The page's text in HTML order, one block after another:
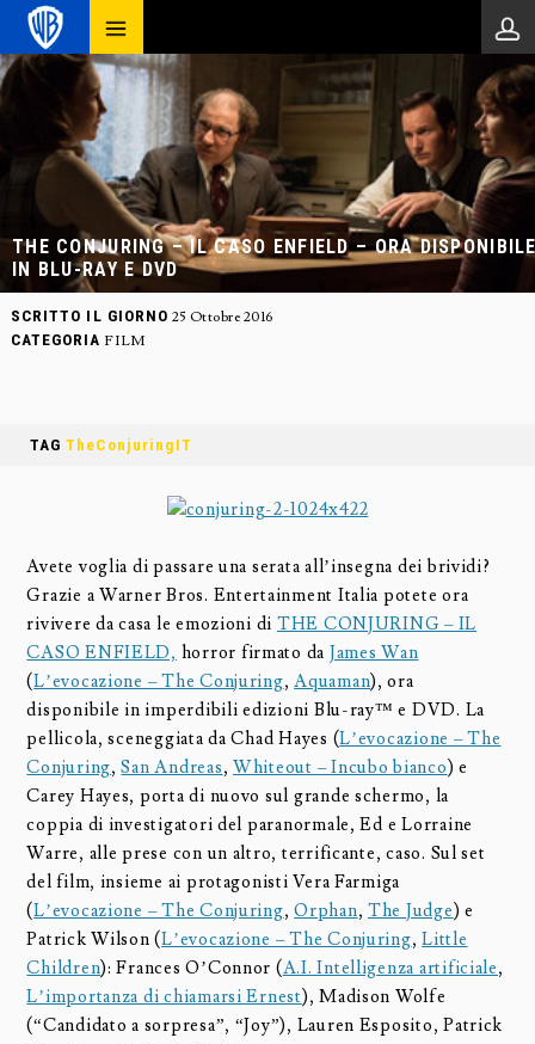
THE CONJURING – IL CASO ENFIELD – ORA
IN BLU-RAY E DVD
SCRITTO IL GIORNO 25 Ottobre 2016
CATEGORIA FILM
TAGTheConjuringIT
Avete voglia di passare una serata all’insegna dei brividi?
Grazie a Warner Bros. Entertainment Italia potete ora
rivivere da casa le emozioni di THE CONJURING – IL
CASO ENFIELD, horror firmato da James Wan
(L’evocazione – The Conjuring,Aquaman), ora
disponibile in imperdibili edizioni Blu-ray™ e DVD. La
pellicola, sceneggiata da Chad Hayes (L’evocazione – The
Conjuring,San Andreas,Whiteout – Incubo bianco) e
Carey Hayes, porta di nuovo sul grande schermo, la
coppia di investigatori del paranormale, Ed e Lorraine
Warre, alle prese con un altro, terrificante, caso. Sul set
del film, insieme ai protagonisti Vera Farmiga
(L’evocazione – The Conjuring,Orphan,The Judge) e
Patrick Wilson (L’evocazione – The Conjuring,Little
Children): Frances O’Connor (A.I. Intelligenza artificiale,
L’importanza di chiamarsi Ernest), Madison Wolfe
(“Candidato a sorpresa”, “Joy”), Lauren Esposito, Patrick